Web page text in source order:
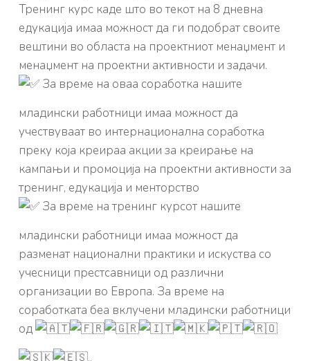
Тренинг курс каде што во текот на 8 дневна
едукација имаа можност да ги подобрат своите
вештини во областа на проектниот менаџмент и
менаџмент на проектни активности и задачи.
За време на оваа соработка нашите
младински работници имаа можност да
учествуваат во интернационална соработка
преку која креираа акции за креирање на
кампањи и промоција на проектни активности за
тренинг, едукација и менторство
За време на тренинг курсот нашите
младински работници имаа можност да
разменат национални практики и искуства со
учесници престсавници од различни
организации во Европа. За време на
соработката беа вклучени младински работници
од
..